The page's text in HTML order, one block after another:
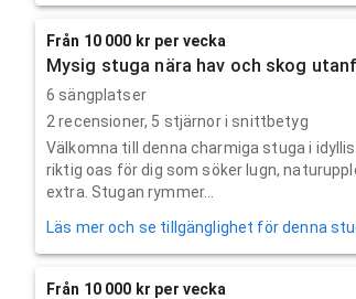
Från 10 000 kr per vecka
Mysig stuga nära hav och skog
6 sängplatser
2 recensioner, 5 stjärnor i snittbetyg
Välkomna till denna charmiga stuga i
riktig oas för dig som söker lugn,
extra. Stugan rymmer...
Läs mer och se tillgänglighet för denna
Från 10 000 kr per vecka